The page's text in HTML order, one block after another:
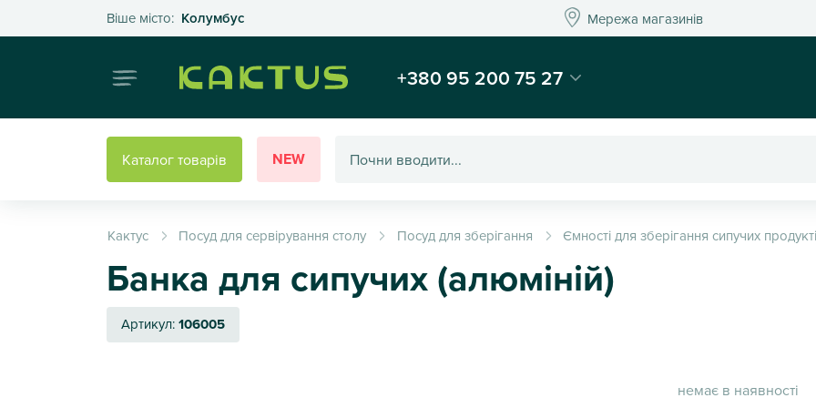
Віше місто: КолумбусОберіть своє місто Мережа магазинівМережа магазинів
Інтернет-магазин подарунків та декору - Kaktus
+380 95 200 75 27
Каталог товарів NEW
Кактус Посуд для сервірування столу Посуд для зберігання Ємності для зберігання сипучих
Банка для сипучих (алюміній)
Артикул:106005
немає в наявності